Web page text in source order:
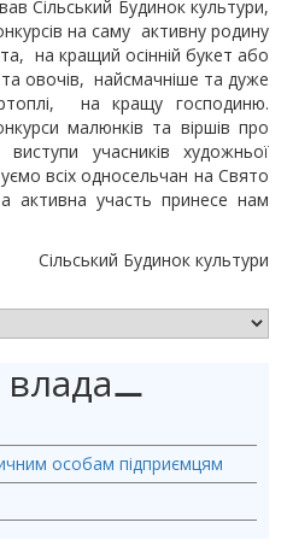
Сільський Будинок культури,
на саму активну родину
на кращий осінній букет або
та овочів, найсмачніше та дуже
на кращу господиню.
малюнків та віршів про
учасників художньої
всіх односельчан на Свято
активна участь принесе нам
Сільський Будинок культури
влада⚊
особам підприємцям